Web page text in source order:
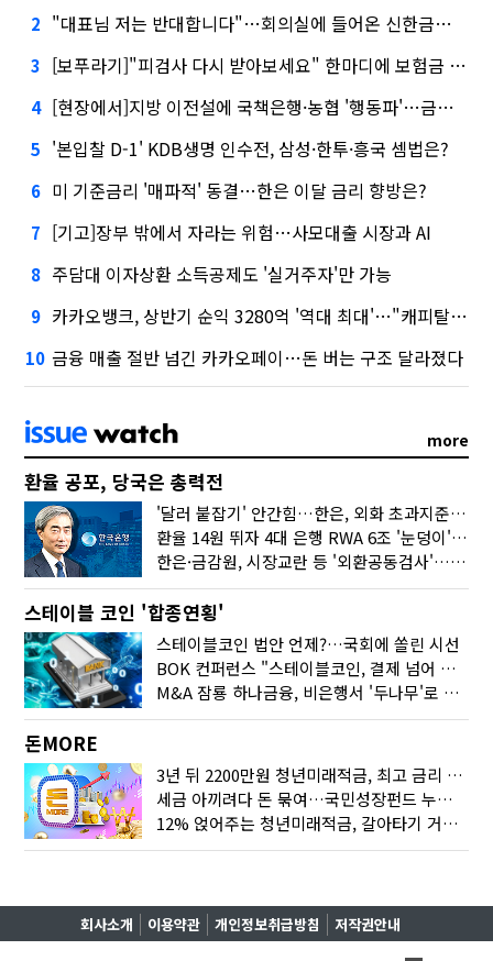
2 "대표님 저는 반대합니다"…회의실에 들어온 신한금융 AI
3 [보푸라기]"피검사 다시 받아보세요" 한마디에 보험금 못 받을 뻔?
4 [현장에서]지방 이전설에 국책은행·농협 '행동파'…금감원 '신중모드'
5 '본입찰 D-1' KDB생명 인수전, 삼성·한투·흥국 셈법은?
6 미 기준금리 '매파적' 동결…한은 이달 금리 향방은?
7 [기고]장부 밖에서 자라는 위험…사모대출 시장과 AI
8 주담대 이자상환 소득공제도 '실거주자'만 가능
9 카카오뱅크, 상반기 순익 3280억 '역대 최대'…"캐피탈, 자산 1조원 이상"
10 금융 매출 절반 넘긴 카카오페이…돈 버는 구조 달라졌다
more
환율 공포, 당국은 총력전
'달러 붙잡기' 안간힘…한은, 외화 초과지준에 이자 6개월 더
환율 14원 뛰자 4대 은행 RWA 6조 '눈덩이'…2배 뛴 2분기는?
한은·금감원, 시장교란 등 '외환공동검사'…환율 급등 전방위 대응
스테이블 코인 '합종연횡'
스테이블코인 법안 언제?…국회에 쏠린 시선
BOK 컨퍼런스 "스테이블코인, 결제 넘어 보험 대출 등 금융 연결 도구"
M&A 잠룡 하나금융, 비은행서 '두나무'로 눈돌린 이유는
돈MORE
3년 뒤 2200만원 청년미래적금, 최고 금리 받으려면?
세금 아끼려다 돈 묶여…국민성장펀드 누가 가입하면 좋을까
12% 얹어주는 청년미래적금, 갈아타기 거절 될수 있어요
회사소개 이용약관 개인정보취급방침 저작권안내